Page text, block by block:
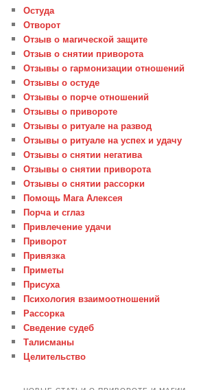
Остуда
Отворот
Отзыв о магической защите
Отзыв о снятии приворота
Отзывы о гармонизации отношений
Отзывы о остуде
Отзывы о порче отношений
Отзывы о привороте
Отзывы о ритуале на развод
Отзывы о ритуале на успех и удачу
Отзывы о снятии негатива
Отзывы о снятии приворота
Отзывы о снятии рассорки
Помощь Мага Алексея
Порча и сглаз
Привлечение удачи
Приворот
Привязка
Приметы
Присуха
Психология взаимоотношений
Рассорка
Сведение судеб
Талисманы
Целительство